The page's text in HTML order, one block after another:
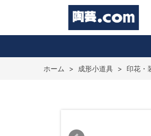
ホーム > 成形小道具 > 印花・